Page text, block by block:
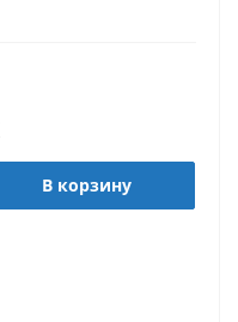
В корзину